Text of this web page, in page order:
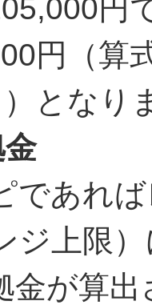
円
円（算
となり
であれ
ジ上限
金が算